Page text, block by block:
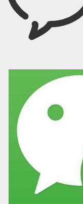
可信网站信用评